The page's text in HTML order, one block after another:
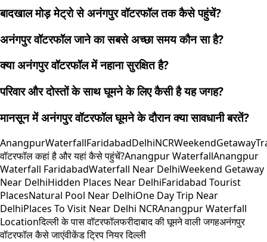
बादखाल मोड़ मेट्रो से अनंगपुर वॉटरफॉल तक कैसे पहुंचें?
अनंगपुर वॉटरफॉल जाने का सबसे अच्छा समय कौन सा है?
क्या अनंगपुर वॉटरफॉल में नहाना सुरक्षित है?
परिवार और दोस्तों के साथ घूमने के लिए कैसी है यह जगह?
मानसून में अनंगपुर वॉटरफॉल घूमने के दौरान क्या सावधानी बरतें?
AnangpurWaterfallFaridabadDelhiNCRWeekendGetaway
वॉटरफॉल कहां है और यहां कैसे पहुंचें?Anangpur WaterfallAnangpur
Waterfall FaridabadWaterfall Near DelhiWeekend Getaway
Near DelhiHidden Places Near DelhiFaridabad Tourist
PlacesNatural Pool Near DelhiOne Day Trip Near
DelhiPlaces To Visit Near Delhi NCRAnangpur Waterfall
Locationदिल्ली के पास वॉटरफॉलफरीदाबाद की घूमने वाली जगहअनंगपुर
वॉटरफॉल कैसे जाएंवीकेंड ट्रिप नियर दिल्ली